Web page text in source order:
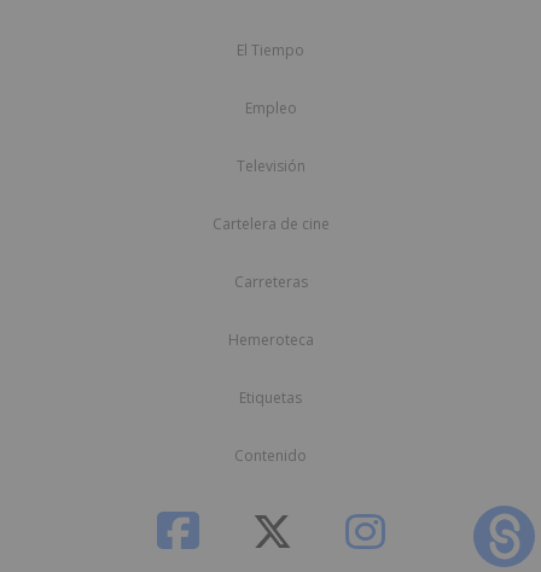
El Tiempo
Empleo
Televisión
Cartelera de cine
Carreteras
Hemeroteca
Etiquetas
Contenido